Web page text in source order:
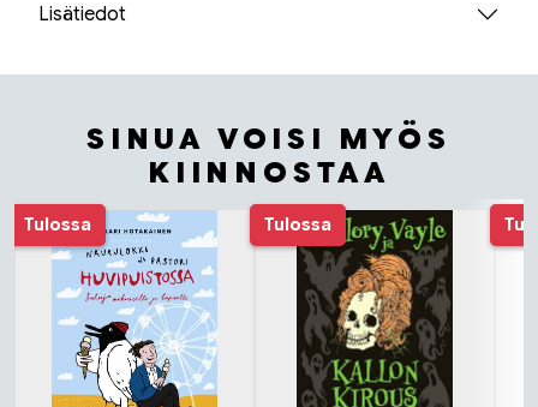
Lisätiedot
SINUA VOISI MYÖS
KIINNOSTAA
Tuoteluettelon alku
Tulossa Tulossa